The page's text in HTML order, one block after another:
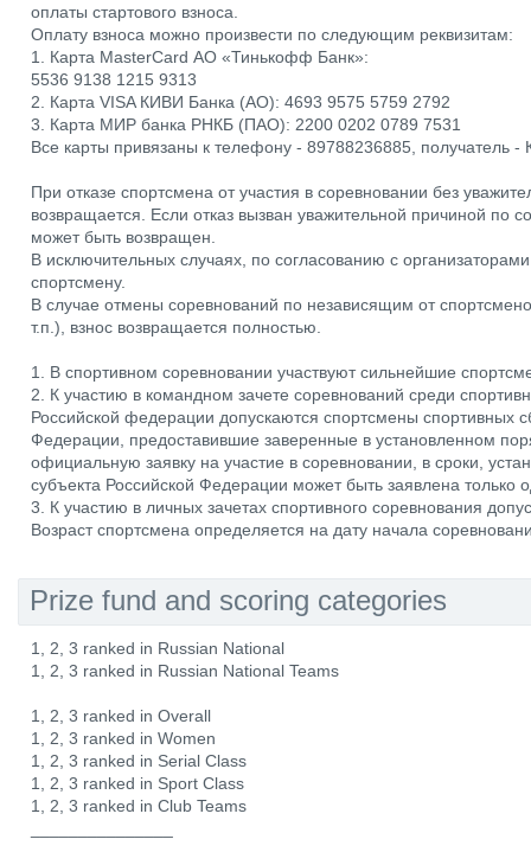
оплаты стартового взноса.
Оплату взноса можно произвести по следующим реквизитам:
1. Карта MasterCard АО «Тинькофф Банк»:
5536 9138 1215 9313
2. Карта VISA КИВИ Банка (АО): 4693 9575 5759 2792
3. Карта МИР банка РНКБ (ПАО): 2200 0202 0789 7531
Все карты привязаны к телефону - 89788236885, получатель -
При отказе спортсмена от участия в соревновании без
возвращается. Если отказ вызван уважительной причиной по
может быть возвращен.
В исключительных случаях, по согласованию с
спортсмену.
В случае отмены соревнований по независящим от
т.п.), взнос возвращается полностью.
1. В спортивном соревновании участвуют сильнейшие
2. К участию в командном зачете соревнований среди
Российской федерации допускаются спортсмены спортивных
Федерации, предоставившие заверенные в установленном
официальную заявку на участие в соревновании, в сроки,
субъекта Российской Федерации может быть заявлена только
3. К участию в личных зачетах спортивного соревнования
Возраст спортсмена определяется на дату начала
Prize fund and scoring categories
1, 2, 3 ranked in Russian National
1, 2, 3 ranked in Russian National Teams
1, 2, 3 ranked in Overall
1, 2, 3 ranked in Women
1, 2, 3 ranked in Serial Class
1, 2, 3 ranked in Sport Class
1, 2, 3 ranked in Club Teams